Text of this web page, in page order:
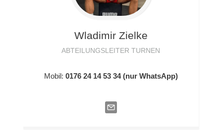
Wladimir Zielke
ABTEILUNGSLEITER TURNEN
Mobil: 0176 24 14 53 34 (nur WhatsApp)